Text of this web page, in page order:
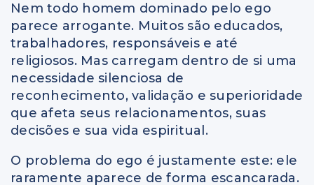
Nem todo homem dominado pelo ego
parece arrogante. Muitos são educados,
trabalhadores, responsáveis e até
religiosos. Mas carregam dentro de si uma
necessidade silenciosa de
reconhecimento, validação e superioridade
que afeta seus relacionamentos, suas
decisões e sua vida espiritual.
O problema do ego é justamente este: ele
raramente aparece de forma escancarada.